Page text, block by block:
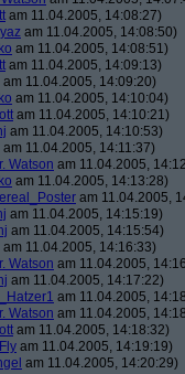
am 11.04.2005, 14:08:27)
am 11.04.2005, 14:08:50)
am 11.04.2005, 14:08:51)
am 11.04.2005, 14:09:13)
am 11.04.2005, 14:09:20)
am 11.04.2005, 14:10:04)
am 11.04.2005, 14:10:21)
am 11.04.2005, 14:10:53)
am 11.04.2005, 14:11:37)
Watson am 11.04.2005,
am 11.04.2005, 14:13:28)
am 11.04.2005,
am 11.04.2005, 14:15:19)
am 11.04.2005, 14:15:54)
am 11.04.2005, 14:16:33)
Watson am 11.04.2005,
am 11.04.2005, 14:17:22)
am 11.04.2005,
Watson am 11.04.2005,
am 11.04.2005, 14:18:32)
am 11.04.2005, 14:19:19)
am 11.04.2005, 14:20:29)